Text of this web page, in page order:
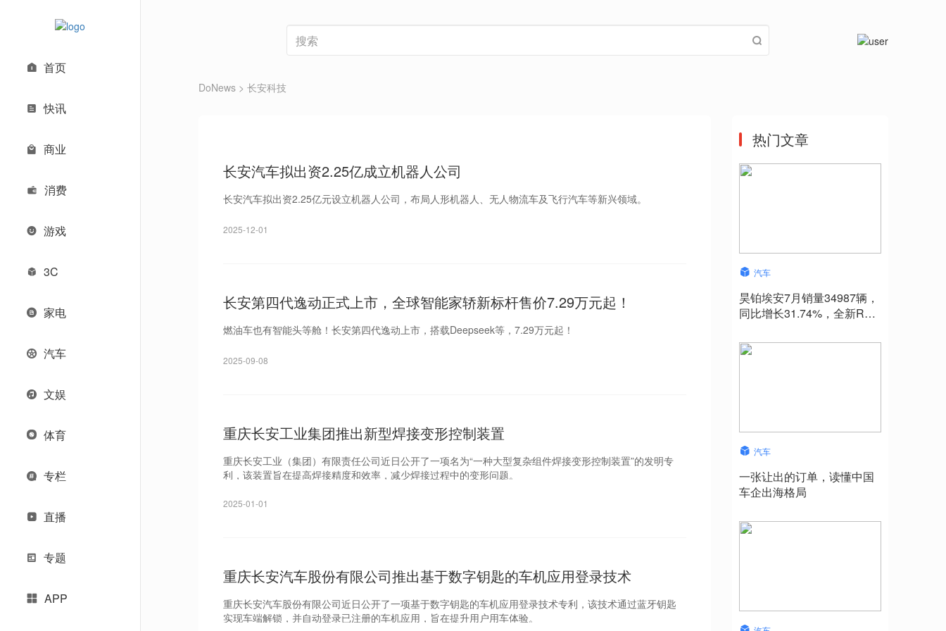
首页
快讯
商业
消费
游戏
3C
家电
汽车
文娱
体育
专栏
直播
专题
APP
DoNews > 长安科技
长安汽车拟出资2.25亿成立机器人公司
长安汽车拟出资2.25亿元设立机器人公司，布局人形机器人、无人物流车及飞行汽车等新兴领域。
2025-12-01
长安第四代逸动正式上市，全球智能家轿新标杆售价7.29万元起！
燃油车也有智能头等舱！长安第四代逸动上市，搭载Deepseek等，7.29万元起！
2025-09-08
重庆长安工业集团推出新型焊接变形控制装置
重庆长安工业（集团）有限责任公司近日公开了一项名为“一种大型复杂组件焊接变形控制装置”的发明专
利，该装置旨在提高焊接精度和效率，减少焊接过程中的变形问题。
2025-01-01
重庆长安汽车股份有限公司推出基于数字钥匙的车机应用登录技术
重庆长安汽车股份有限公司近日公开了一项基于数字钥匙的车机应用登录技术专利，该技术通过蓝牙钥匙
实现车端解锁，并自动登录已注册的车机应用，旨在提升用户用车体验。
热门文章
汽车
昊铂埃安7月销量34987辆，
同比增长31.74%，全新Ray
汽车
一张让出的订单，读懂中国
车企出海格局